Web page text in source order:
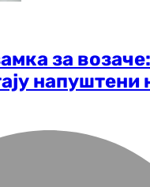
за возаче:
напуштени